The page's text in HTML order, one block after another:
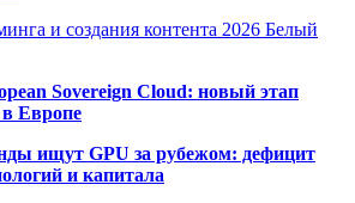
и создания контента 2026 Белый
Sovereign Cloud: новый этап
в Европе
ищут GPU за рубежом: дефицит
и капитала